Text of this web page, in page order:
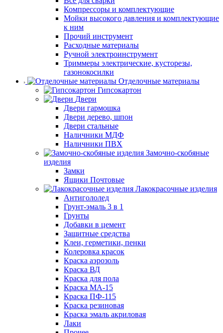
Компрессоры и комплектующие
Мойки высокого давления и комплектующие
к ним
Прочий инструмент
Расходные материалы
Ручной электроинструмент
Триммеры электрические, кусторезы,
газонокосилки
Отделочные материалы
Гипсокартон
Двери
Двери гармошка
Двери дерево, шпон
Двери стальные
Наличники МДФ
Наличники ПВХ
Замочно-скобяные
изделия
Замки
Ящики Почтовые
Лакокрасочные изделия
Антигололед
Грунт-эмаль 3 в 1
Грунты
Добавки в цемент
Защитные средства
Клеи, герметики, пенки
Колеровка красок
Краска аэрозоль
Краска ВД
Краска для пола
Краска МА-15
Краска ПФ-115
Краска резиновая
Краска эмаль акриловая
Лаки